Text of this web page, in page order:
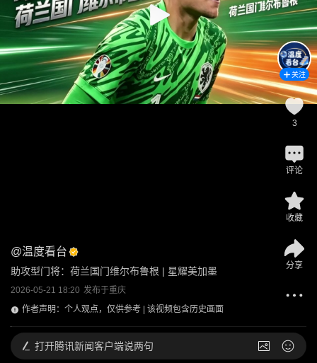
@温度看台
助攻型门将：荷兰国门维尔布鲁根 | 星耀美加墨
2026-05-21 18:20 发布于重庆
作者声明：个人观点，仅供参考 | 该视频包含历史画面
关注
3
评论
收藏
分享
打开腾讯新闻客户端说两句